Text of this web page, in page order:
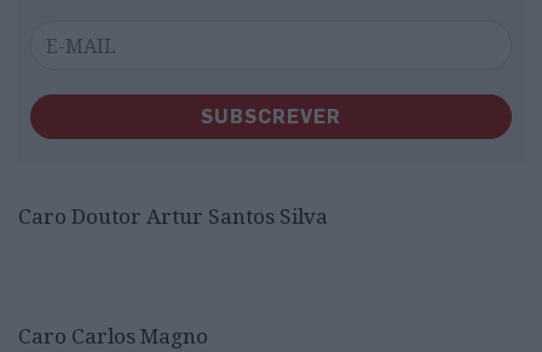
SUBSCREVER
Caro Doutor Artur Santos Silva
Caro Carlos Magno